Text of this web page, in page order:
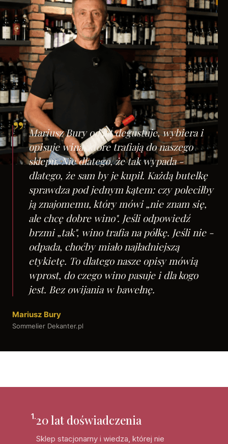
„ Mariusz Bury od lat degustuje, wybiera i
opisuje wina, które trafiają do naszego
sklepu. Nie dlatego, że tak wypada -
dlatego, że sam by je kupił. Każdą butelkę
sprawdza pod jednym kątem: czy poleciłby
ją znajomemu, który mówi „nie znam się,
ale chcę dobre wino". Jeśli odpowiedź
brzmi „tak", wino trafia na półkę. Jeśli nie -
odpada, choćby miało najładniejszą
etykietę. To dlatego nasze opisy mówią
wprost, do czego wino pasuje i dla kogo
jest. Bez owijania w bawełnę.
Mariusz Bury
Sommelier Dekanter.pl
1.20 lat doświadczenia
Sklep stacjonarny i wiedza, której nie